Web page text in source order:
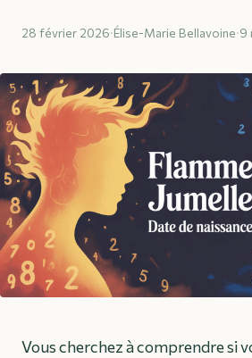
28 février 2026·Élise-Marie Bellavoine·9
Vous cherchez à comprendre si